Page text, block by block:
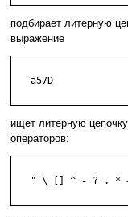
подбирает литерную
выражение
   a57D
ищет литерную
операторов:
" \ [] ^ - ? . *